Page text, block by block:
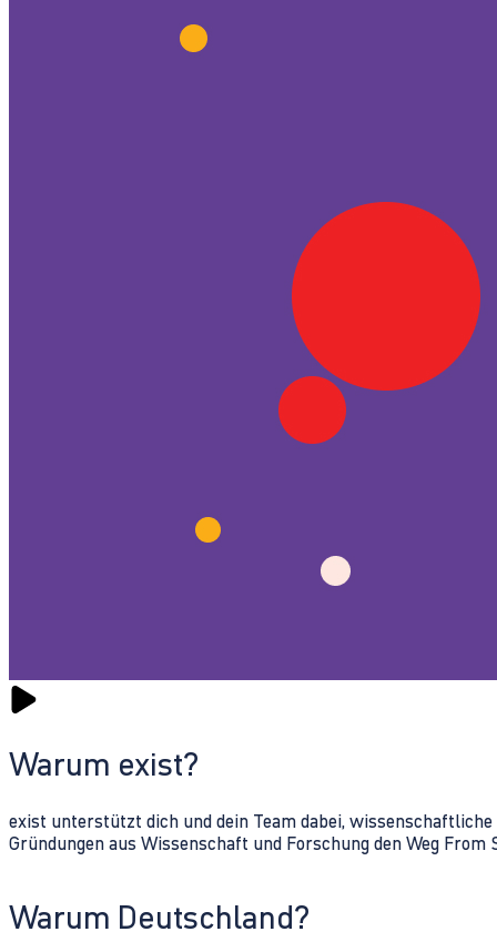
Warum exist?
exist unterstützt dich und dein Team dabei,
Gründungen aus Wissenschaft und Forschung den Weg From
Warum Deutschland?